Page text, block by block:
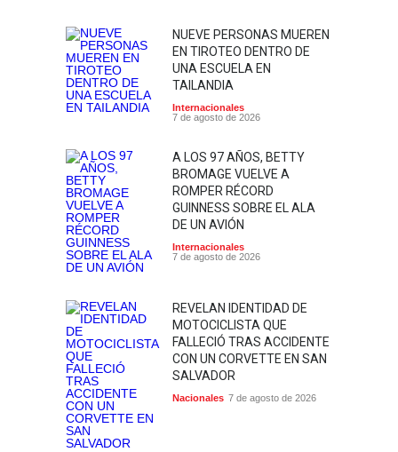
NUEVE PERSONAS MUEREN
EN TIROTEO DENTRO DE
UNA ESCUELA EN
TAILANDIA
Internacionales
7 de agosto de 2026
A LOS 97 AÑOS, BETTY
BROMAGE VUELVE A
ROMPER RÉCORD
GUINNESS SOBRE EL ALA
DE UN AVIÓN
Internacionales
7 de agosto de 2026
REVELAN IDENTIDAD DE
MOTOCICLISTA QUE
FALLECIÓ TRAS ACCIDENTE
CON UN CORVETTE EN SAN
SALVADOR
Nacionales 7 de agosto de 2026